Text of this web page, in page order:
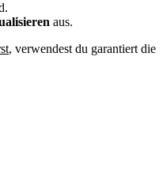
aus.
, verwendest du garantiert die